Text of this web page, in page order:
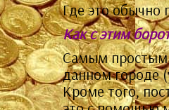
Где это обычно
Как с этим
Самым простым
данном городе
Кроме того,